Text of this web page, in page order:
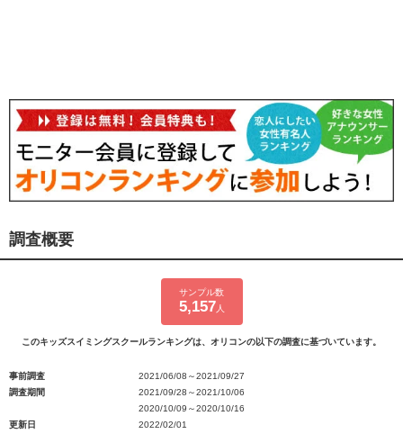
調査概要
サンプル数
5,157 人
このキッズスイミングスクールランキングは、オリコンの以下の調査に基づいています。
事前調査
2021/06/08～2021/09/27
調査期間
2021/09/28～2021/10/06
2020/10/09～2020/10/16
更新日
2022/02/01